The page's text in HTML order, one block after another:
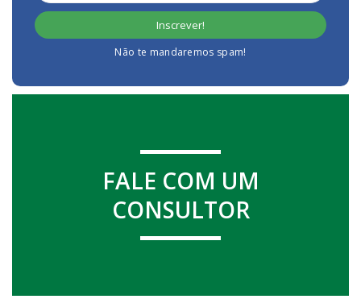
Não te mandaremos spam!
FALE COM UM
CONSULTOR